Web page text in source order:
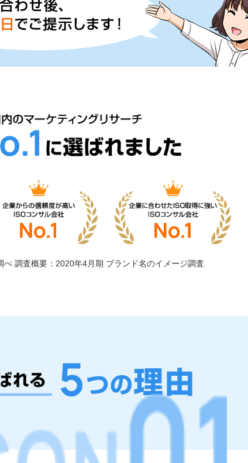
べ調査概要：2020年4月期 ブランド名のイメージ調査